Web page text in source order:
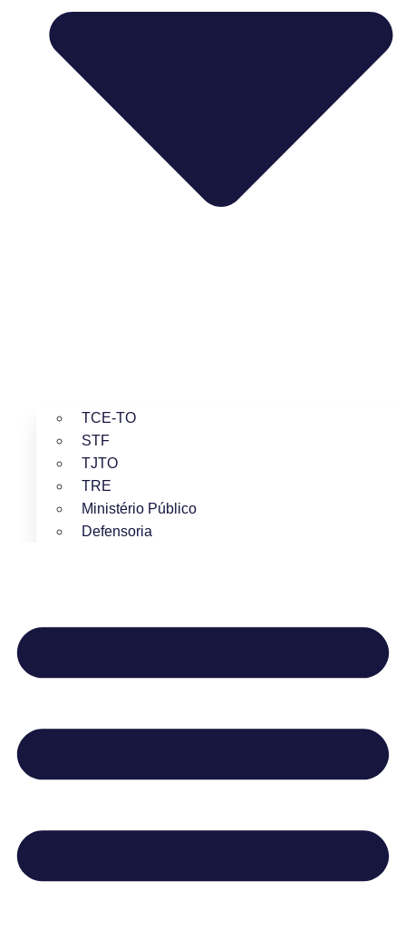
TCE-TO
STF
TJTO
TRE
Ministério Público
Defensoria